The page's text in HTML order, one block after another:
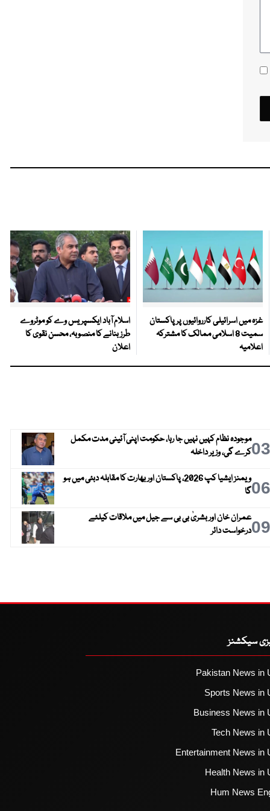
غزہ میں اسرائیلی کارروائیوں پر پاکستان
سمیت 8 اسلامی ممالک کا مشترکہ
اعلامیہ
اسلام آباد ایکسپریس وے کو موٹروے
طرز بنانے کا منصوبہ، محسن نقوی کا
اعلان
03موجودہ نظام کہیں نہیں جا رہا، حکومت اپنی آئینی مدت مکمل
کرے گی، وزیر داخلہ
06
ویمنز ایشیا کپ 2026، پاکستان اور بھارت کا مقابلہ دبئی میں ہو
گا
09عمران خان اور بشریٰ بی بی سے جیل میں ملاقات کیلئے
درخواست دائر
سیکشنز
Pakistan News in
Sports News in
Business News in
Tech News in
Entertainment News in
Health News in
Hum News